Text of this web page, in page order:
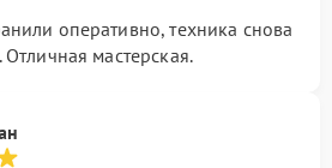
оперативно, техника снова
мастерская.